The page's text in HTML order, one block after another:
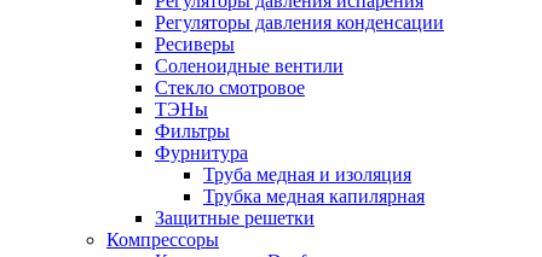
Регуляторы давления конденсации
Ресиверы
Соленоидные вентили
Стекло смотровое
ТЭНы
Фильтры
Фурнитура
Труба медная и изоляция
Трубка медная капилярная
Защитные решетки
Компрессоры